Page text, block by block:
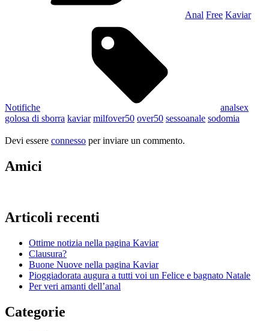
Anal Free Kaviar
Notifiche
analsex
golosa di sborra kaviar milfover50 over50 sessoanale sodomia
Devi essere connesso per inviare un commento.
Amici
Articoli recenti
Ottime notizia nella pagina Kaviar
Clausura?
Buone Nuove nella pagina Kaviar
Pioggiadorata augura a tutti voi un Felice e bagnato Natale
Per veri amanti dell’anal
Categorie